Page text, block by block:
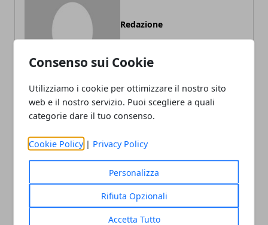
Consenso sui Cookie
Utilizziamo i cookie per ottimizzare il nostro sito
web e il nostro servizio. Puoi scegliere a quali
categorie dare il tuo consenso.
Cookie Policy | Privacy Policy
Personalizza
Rifiuta Opzionali
Accetta Tutto
Redazione
ARTICOLI CORRELATI